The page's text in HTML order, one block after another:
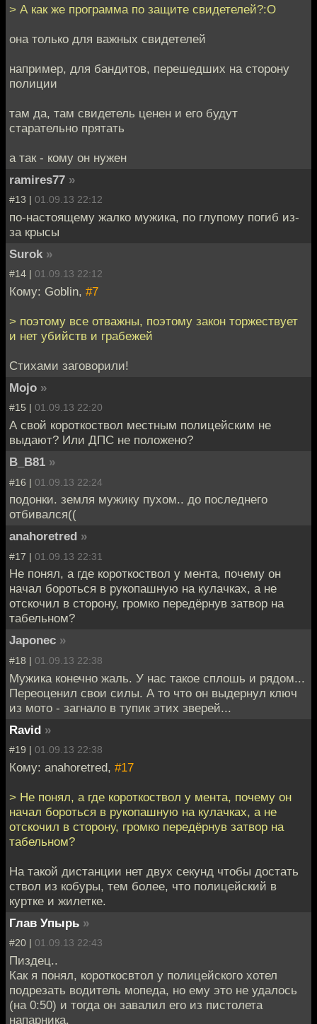
> А как же программа по защите свидетелей?:O
она только для важных свидетелей
например, для бандитов, перешедших на сторону
полиции
там да, там свидетель ценен и его будут
старательно прятать
а так - кому он нужен
ramires77 »
#13 | 01.09.13 22:12
по-настоящему жалко мужика, по глупому погиб из-
за крысы
Surok »
#14 | 01.09.13 22:12
Кому: Goblin, #7
> поэтому все отважны, поэтому закон торжествует
и нет убийств и грабежей
Стихами заговорили!
Mojo »
#15 | 01.09.13 22:20
А свой короткоствол местным полицейским не
выдают? Или ДПС не положено?
B_B81 »
#16 | 01.09.13 22:24
подонки. земля мужику пухом.. до последнего
отбивался((
anahoretred »
#17 | 01.09.13 22:31
Не понял, а где короткоствол у мента, почему он
начал бороться в рукопашную на кулачках, а не
отскочил в сторону, громко передёрнув затвор на
табельном?
Japonec »
#18 | 01.09.13 22:38
Мужика конечно жаль. У нас такое сплошь и рядом...
Переоценил свои силы. А то что он выдернул ключ
из мото - загнало в тупик этих зверей...
Ravid »
#19 | 01.09.13 22:38
Кому: anahoretred, #17
> Не понял, а где короткоствол у мента, почему он
начал бороться в рукопашную на кулачках, а не
отскочил в сторону, громко передёрнув затвор на
табельном?
На такой дистанции нет двух секунд чтобы достать
ствол из кобуры, тем более, что полицейский в
куртке и жилетке.
Глав Упырь »
#20 | 01.09.13 22:43
Пиздец..
Как я понял, короткосвтол у полицейского хотел
подрезать водитель мопеда, но ему это не удалось
(на 0:50) и тогда он завалил его из пистолета
напарника.